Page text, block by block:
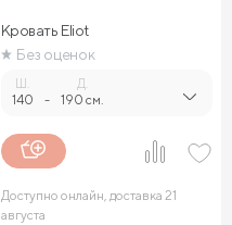
Кровать Eliot
Без оценок
140 -
Д.
190 см.
Доступно онлайн, доставка 21
августа